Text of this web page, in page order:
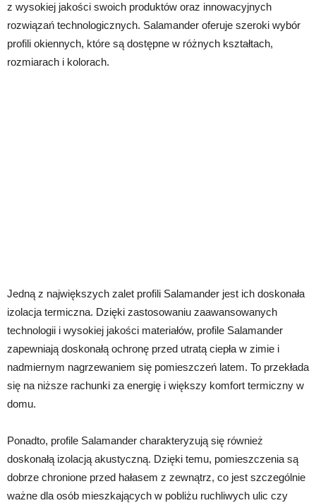
z wysokiej jakości swoich produktów oraz innowacyjnych
rozwiązań technologicznych. Salamander oferuje szeroki wybór
profili okiennych, które są dostępne w różnych kształtach,
rozmiarach i kolorach.
Jedną z największych zalet profili Salamander jest ich doskonała
izolacja termiczna. Dzięki zastosowaniu zaawansowanych
technologii i wysokiej jakości materiałów, profile Salamander
zapewniają doskonałą ochronę przed utratą ciepła w zimie i
nadmiernym nagrzewaniem się pomieszczeń latem. To przekłada
się na niższe rachunki za energię i większy komfort termiczny w
domu.
Ponadto, profile Salamander charakteryzują się również
doskonałą izolacją akustyczną. Dzięki temu, pomieszczenia są
dobrze chronione przed hałasem z zewnątrz, co jest szczególnie
ważne dla osób mieszkających w pobliżu ruchliwych ulic czy